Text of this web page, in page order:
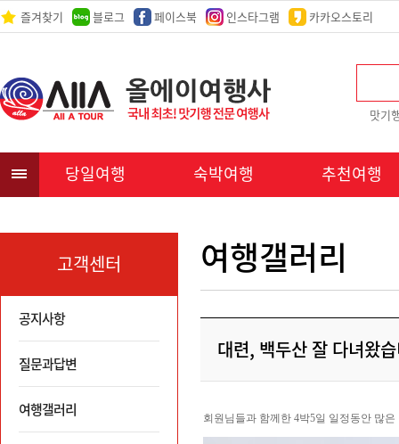
즐겨찾기 블로그 페이스북 인스타그램 카카오스토리
맛기
당일여행 숙박여행 추천여행
고객센터
공지사항
질문과답변
여행갤러리
여행갤러리
대련, 백두산 잘 다녀왔